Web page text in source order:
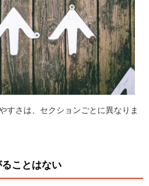
すさは、セクションごとに異なりま
ことはない